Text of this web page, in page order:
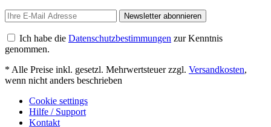
Newsletter abonnieren
Ich habe die Datenschutzbestimmungen zur Kenntnis
genommen.
* Alle Preise inkl. gesetzl. Mehrwertsteuer zzgl. Versandkosten,
wenn nicht anders beschrieben
Cookie settings
Hilfe / Support
Kontakt